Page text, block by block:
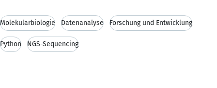
Molekularbiologie Datenanalyse Forschung und Entwicklung
Python NGS-Sequencing